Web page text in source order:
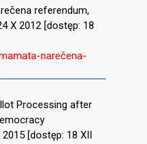
referendum,
X 2012 [dostęp: 18
narečena-
Processing after
[dostęp: 18 XII